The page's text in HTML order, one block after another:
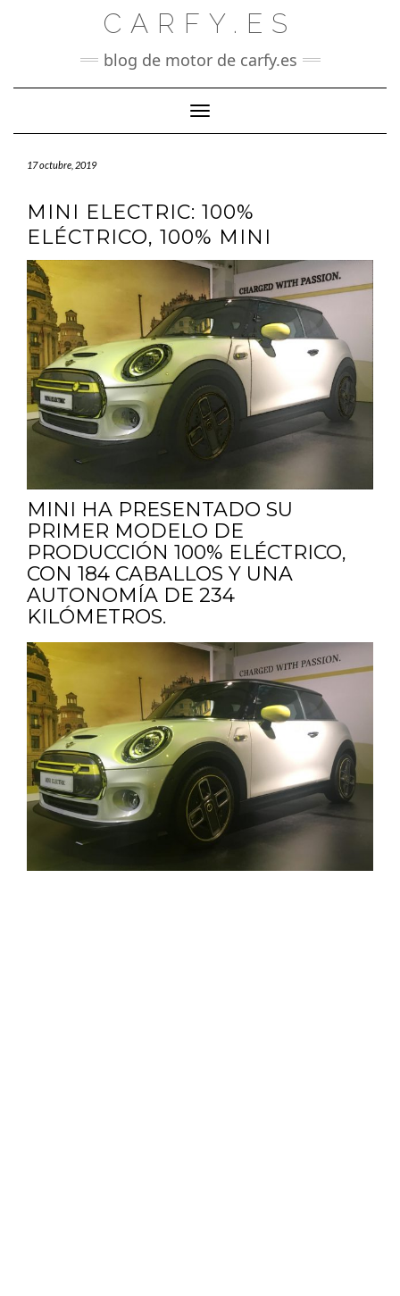
CARFY.ES
blog de motor de carfy.es
Cambiar modo de navegación
17 octubre, 2019
MINI ELECTRIC: 100%
ELÉCTRICO, 100% MINI
MINI HA PRESENTADO SU
PRIMER MODELO DE
PRODUCCIÓN 100% ELÉCTRICO,
CON 184 CABALLOS Y UNA
AUTONOMÍA DE 234
KILÓMETROS.